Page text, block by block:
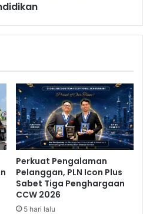
Perkuat Pengalaman
Pelanggan, PLN Icon Plus
Sabet Tiga Penghargaan
CCW 2026
5 hari lalu